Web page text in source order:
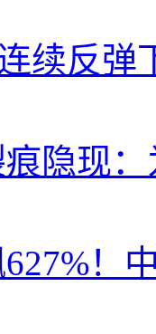
续反弹
隐现
！